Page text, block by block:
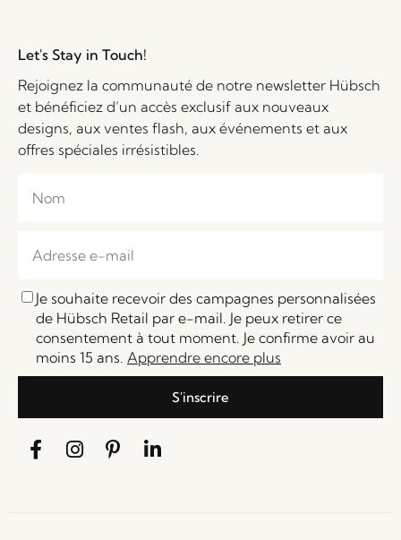
Let's Stay in Touch!
Rejoignez la communauté de notre newsletter Hübsch
et bénéficiez d’un accès exclusif aux nouveaux
designs, aux ventes flash, aux événements et aux
offres spéciales irrésistibles.
Je souhaite recevoir des campagnes personnalisées
de Hübsch Retail par e-mail. Je peux retirer ce
consentement à tout moment. Je confirme avoir au
moins 15 ans. Apprendre encore plus
S'inscrire